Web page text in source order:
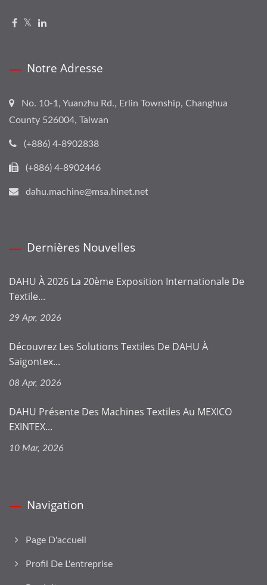
Notre Adresse
No. 10-1, Yuanzhu Rd., Erlin Township, Changhua
County 526004, Taiwan
(+886) 4-8902838
(+886) 4-8902446
dahu.machine@msa.hinet.net
Dernières Nouvelles
DAHU À 2026 La 20ème Exposition Internationale De
Textile...
29 Apr, 2026
Découvrez Les Solutions Textiles De DAHU À
Saigontex...
08 Apr, 2026
DAHU Présente Des Machines Textiles Au MEXICO
EXINTEX...
10 Mar, 2026
Navigation
Page D'accueil
Profil De L'entreprise